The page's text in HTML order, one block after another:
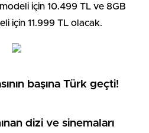
için 10.499 TL ve 8GB
için 11.999 TL olacak.
başına Türk geçti!
dizi ve sinemaları